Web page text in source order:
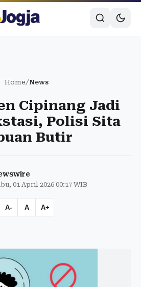
Home/News
Cipinang Jadi
Polisi Sita
Butir
01 April 2026 00:17 WIB
A- A A+